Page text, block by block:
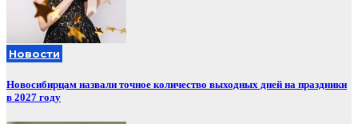
Новости
Новосибирцам назвали точное количество выходных дней на праздники
в 2027 году